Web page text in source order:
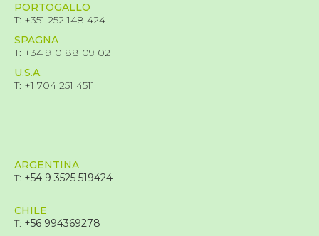
PORTOGALLO
T: +351 252 148 424
SPAGNA
T: +34 910 88 09 02
U.S.A.
T: +1 704 251 4511
ARGENTINA
T: +54 9 3525 519424
CHILE
T: +56 994369278